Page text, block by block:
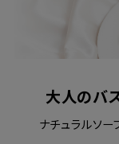
大人のバ
ナチュラルソー